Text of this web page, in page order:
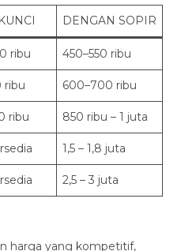
DENGAN SOPIR
ribu 450–550 ribu
ribu 600–700 ribu
ribu 850 ribu – 1 juta
1,5 – 1,8 juta
2,5 – 3 juta
harga yang kompetitif,